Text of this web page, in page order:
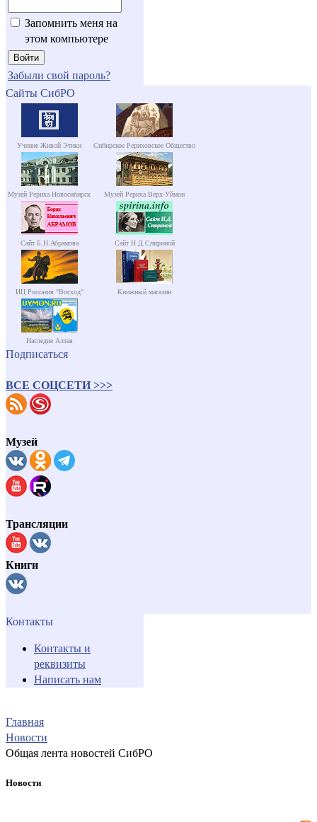
Запомнить меня на
этом компьютере
Забыли свой пароль?
Сайты СибРО
Учение Живой Этики Сибирское Рериховское Общество
Музей Рериха Новосибирск Музей Рериха Верх-Уймон
Сайт Б.Н.Абрамова Сайт Н.Д.Спириной
ИЦ Россазия "Восход" Книжный магазин
Наследие Алтая
Подписаться
ВСЕ СОЦСЕТИ >>>
Музей
Трансляции
Книги
Контакты
Контакты и
реквизиты
Написать нам
Главная
Новости
Общая лента новостей СибРО
Новости